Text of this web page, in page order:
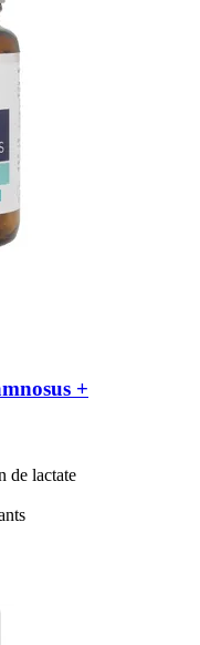
+
de lactate